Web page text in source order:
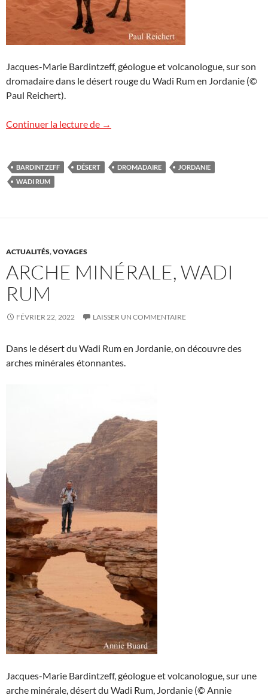
Jacques-Marie Bardintzeff, géologue et volcanologue, sur son
dromadaire dans le désert rouge du Wadi Rum en Jordanie (©
Paul Reichert).
Continuer la lecture de À dromadaire dans le Wadi Rum
→
BARDINTZEFF DÉSERT DROMADAIRE
JORDANIE
WADI RUM
ACTUALITÉS,VOYAGES
ARCHE MINÉRALE, WADI
RUM
FÉVRIER 22, 2022 LAISSER UN COMMENTAIRE
Dans le désert du Wadi Rum en Jordanie, on découvre des
arches minérales étonnantes.
Jacques-Marie Bardintzeff, géologue et volcanologue, sur une
arche minérale, désert du Wadi Rum, Jordanie (© Annie